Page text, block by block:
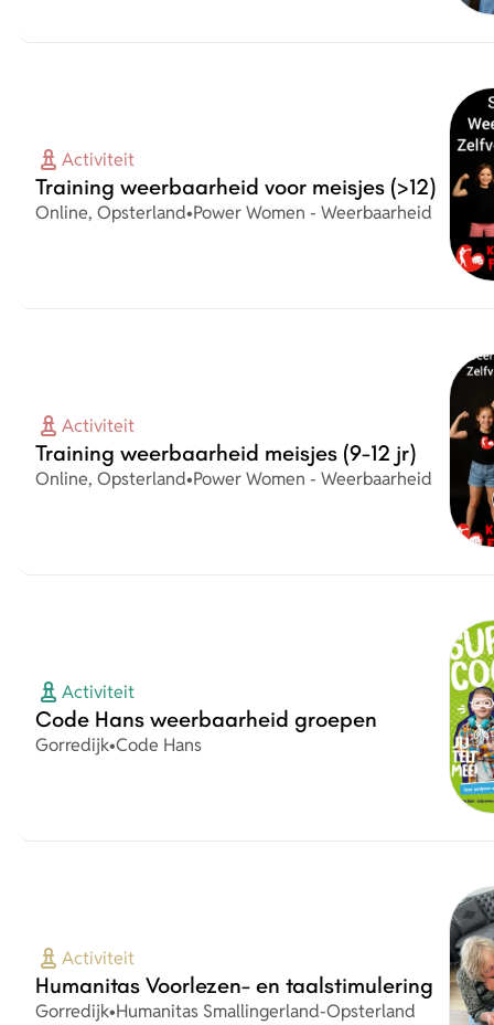
Activiteit
Training weerbaarheid voor meisjes (>12)
Plaats
Online, Opsterland•Organisatie
Power Women - Weerbaarheid
Activiteit
Training weerbaarheid meisjes (9-12 jr)
Plaats
Online, Opsterland•Organisatie
Power Women - Weerbaarheid
Activiteit
Code Hans weerbaarheid groepen
Plaats
Gorredijk•Organisatie
Code Hans
Activiteit
Humanitas Voorlezen- en taalstimulering
Plaats
Gorredijk•Organisatie
Humanitas Smallingerland-Opsterland